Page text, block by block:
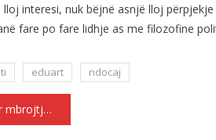
lloj interesi, nuk bëjnë asnjë lloj
fare po fare lidhje as me filozofine
eduart ndocaj
e fundit